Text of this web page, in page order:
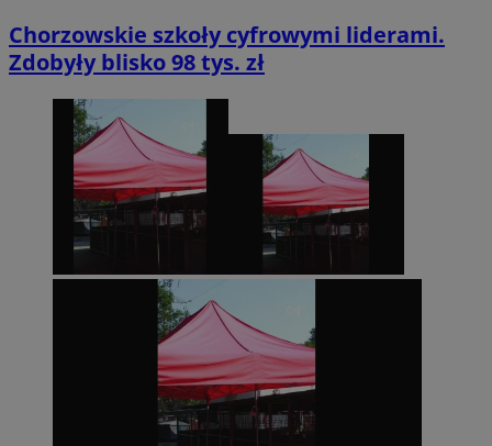
Chorzowskie szkoły cyfrowymi liderami.
Zdobyły blisko 98 tys. zł